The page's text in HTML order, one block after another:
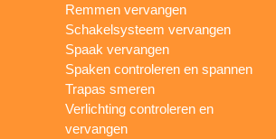
Remmen vervangen
Schakelsysteem vervangen
Spaak vervangen
Spaken controleren en spannen
Trapas smeren
Verlichting controleren en
vervangen